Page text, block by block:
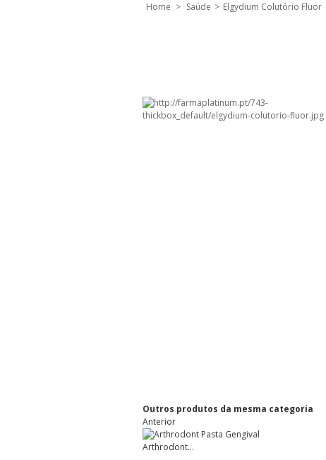
Home > Saúde > Elgydium Colutório Fluor
Outros produtos da mesma categoria
Anterior
Arthrodont...